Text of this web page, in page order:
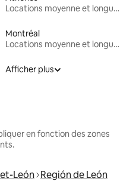
Locations moyenne et longue durée
Montréal
Locations moyenne et longue durée
Afficher plus
en fonction des zones
León Región de León